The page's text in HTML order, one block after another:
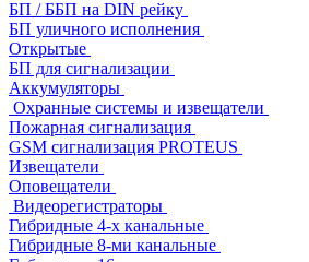
БП / ББП на DIN рейку
БП уличного исполнения
Открытые
БП для сигнализации
Аккумуляторы
Охранные системы и извещатели
Пожарная сигнализация
GSM сигнализация PROTEUS
Извещатели
Оповещатели
Видеорегистраторы
Гибридные 4-х канальные
Гибридные 8-ми канальные